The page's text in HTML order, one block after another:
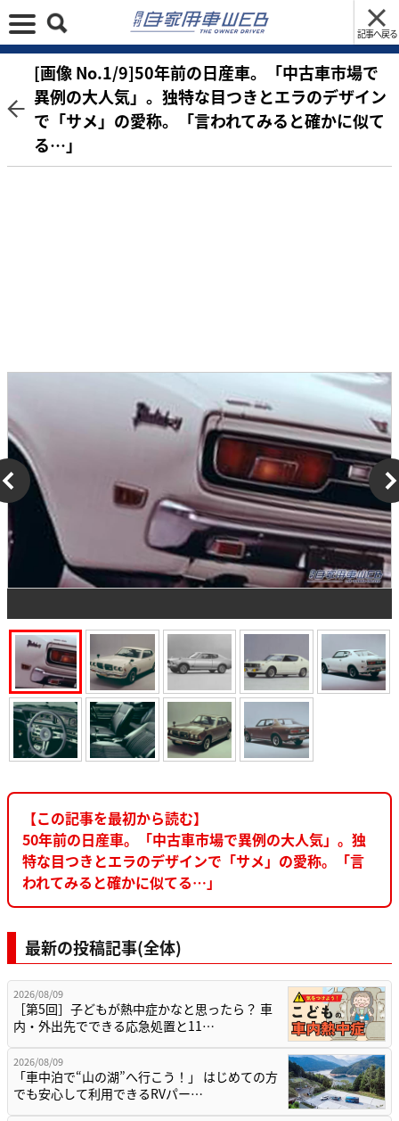
記事へ戻る
[画像 No.1/9]50年前の日産車。「中古車市場で
異例の大人気」。独特な目つきとエラのデザイン
で「サメ」の愛称。「言われてみると確かに似て
る…」
【この記事を最初から読む】
50年前の日産車。「中古車市場で異例の大人気」。独
特な目つきとエラのデザインで「サメ」の愛称。「言
われてみると確かに似てる…」
最新の投稿記事(全体)
2026/08/09
［第5回］子どもが熱中症かなと思ったら？ 車
内・外出先でできる応急処置と11…
2026/08/09
「車中泊で“山の湖”へ行こう！」 はじめての方
でも安心して利用できるRVパー…